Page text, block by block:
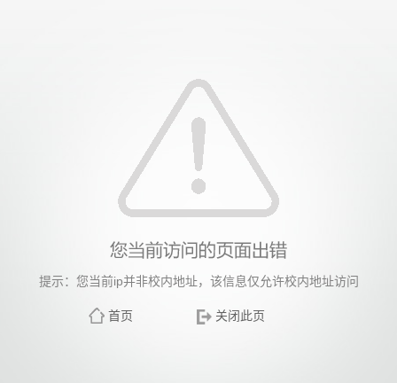
提示：您当前ip并非校内地址，该信息仅允许校内地址访问
首页 关闭此页